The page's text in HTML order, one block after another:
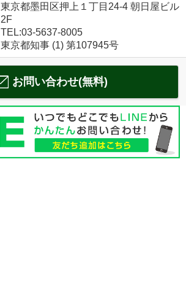
東京都墨田区押上１丁目24-4 朝日屋ビル
2F
TEL:03-5637-8005
東京都知事 (1) 第107945号
お問い合わせ(無料)